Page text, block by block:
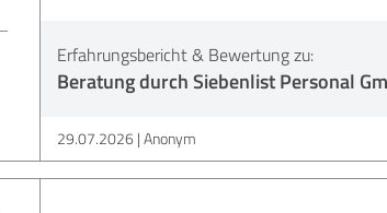
Erfahrungsbericht & Bewertung zu:
Beratung durch Siebenlist Personal
29.07.2026 Anonym